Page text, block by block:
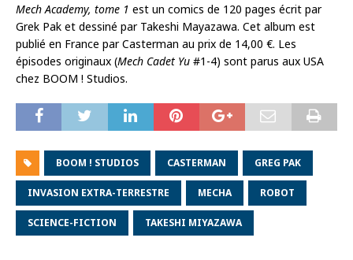
Mech Academy, tome 1 est un comics de 120 pages écrit par
Grek Pak et dessiné par Takeshi Mayazawa. Cet album est
publié en France par Casterman au prix de 14,00 €. Les
épisodes originaux (Mech Cadet Yu #1-4) sont parus aux USA
chez BOOM ! Studios.
BOOM ! STUDIOS CASTERMAN GREG PAK
INVASION EXTRA-TERRESTRE MECHA ROBOT
SCIENCE-FICTION TAKESHI MIYAZAWA